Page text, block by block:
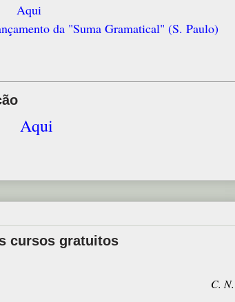
Aqui
da "Suma Gramatical" (S. Paulo)
Aqui
cursos gratuitos
C. N.